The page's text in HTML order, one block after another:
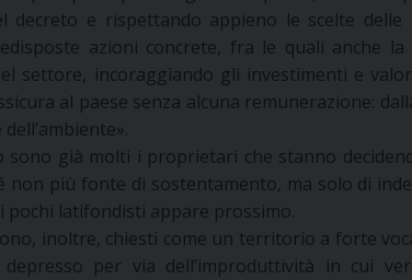
decreto e rispettando appieno le scelte
azioni concrete, fra le quali anche
settore, incoraggiando gli investimenti e
al paese senza alcuna remunerazione:
sono già molti i proprietari che stanno
non più fonte di sostentamento, ma solo di
pochi latifondisti appare prossimo.
inoltre, chiesti come un territorio a forte
per via dell’improduttività in cui